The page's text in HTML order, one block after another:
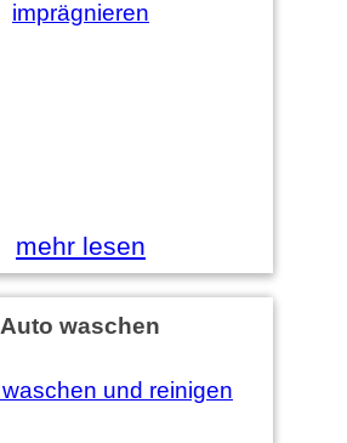
mehr lesen
Auto waschen